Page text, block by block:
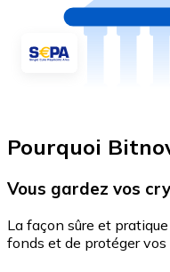
Pourquoi
Vous gardez vos
La façon sûre et
fonds et de protéger